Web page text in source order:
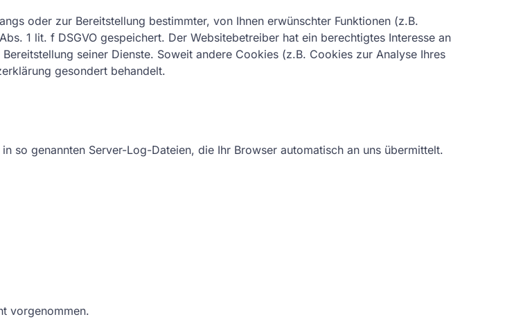
oder zur Bereitstellung bestimmter, von Ihnen erwünschter Funktionen (z.B.
1 lit. f DSGVO gespeichert. Der Websitebetreiber hat ein berechtigtes Interesse an
seiner Dienste. Soweit andere Cookies (z.B. Cookies zur Analyse Ihres
gesondert behandelt.
so genannten Server-Log-Dateien, die Ihr Browser automatisch an uns übermittelt.
vorgenommen.